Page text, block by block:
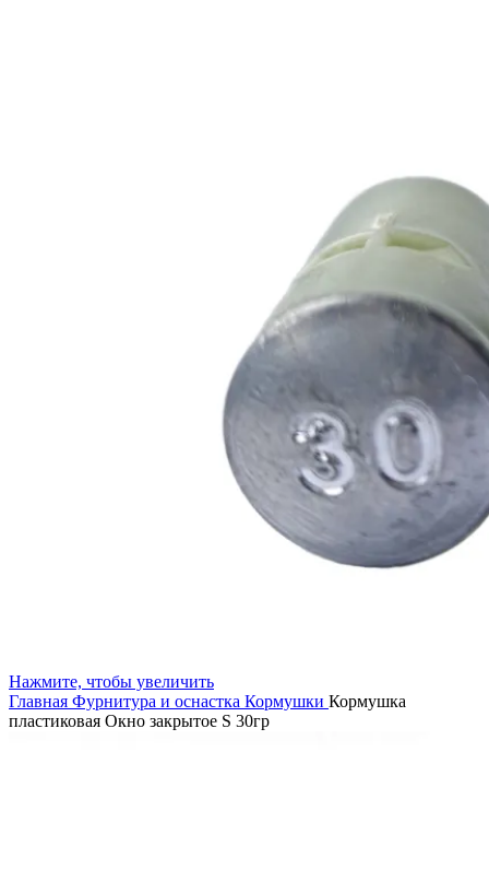
Нажмите, чтобы увеличить
Главная Фурнитура и оснастка Кормушки Кормушка
пластиковая Окно закрытое S 30гр